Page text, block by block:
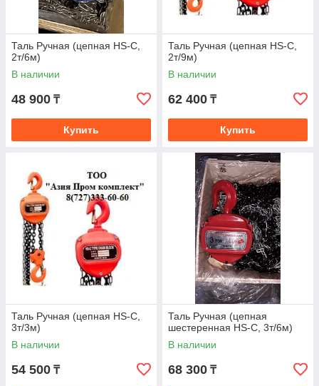
Таль Ручная (цепная HS-C,
2т/6м)
В наличии
48 900 ₸
Купить
Таль Ручная (цепная HS-C,
2т/9м)
В наличии
62 400 ₸
Купить
Таль Ручная (цепная HS-C,
3т/3м)
В наличии
54 500 ₸
Таль Ручная (цепная
шестеренная HS-C, 3т/6м)
В наличии
68 300 ₸